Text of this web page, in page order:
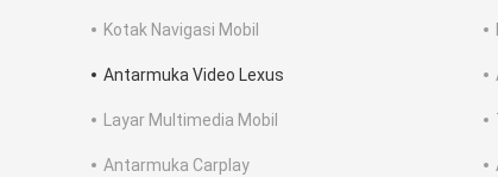
Kotak Navigasi Mobil
Antarmuka Video Lexus
Layar Multimedia Mobil
Antarmuka Carplay